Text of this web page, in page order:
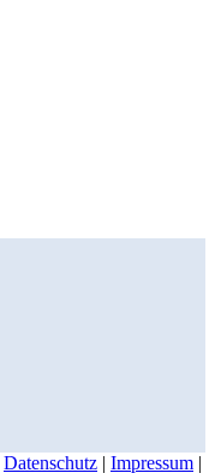
Datenschutz | Impressum |